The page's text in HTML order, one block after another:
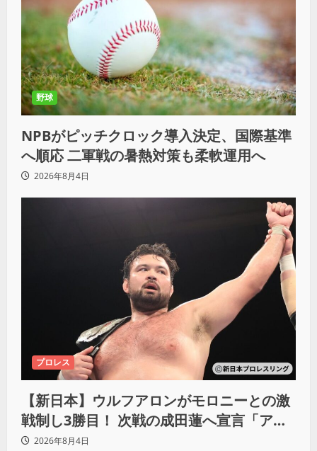
野球
NPBがピッチクロック導入決定、国際基準
へ順応 二軍戦の暑熱対策も柔軟運用へ
2026年8月4日
プロレス
【新日本】ウルフアロンがモロニーとの激
戦制し3勝目！ 次戦の成田蓮へ宣言「アイ
ツの王道を俺の王道でぶち壊す」
2026年8月4日